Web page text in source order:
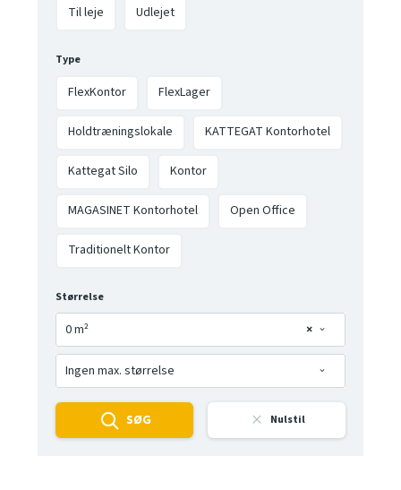
Til leje Udlejet
Type
FlexKontor FlexLager
Holdtræningslokale KATTEGAT Kontorhotel
Kattegat Silo Kontor
MAGASINET Kontorhotel Open Office
Traditionelt Kontor
Størrelse
×
0 m²
Ingen max. størrelse
SØG Nulstil